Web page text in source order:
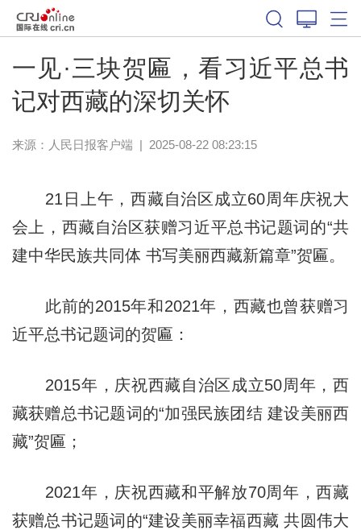
一见·三块贺匾，看习近平总书
记对西藏的深切关怀
来源： 人民日报客户端 | 2025-08-22 08:23:15
21日上午，西藏自治区成立60周年庆祝大
会上，西藏自治区获赠习近平总书记题词的“共
建中华民族共同体 书写美丽西藏新篇章”贺匾。
此前的2015年和2021年，西藏也曾获赠习
近平总书记题词的贺匾：
2015年，庆祝西藏自治区成立50周年，西
藏获赠总书记题词的“加强民族团结 建设美丽西
藏”贺匾；
2021年，庆祝西藏和平解放70周年，西藏
获赠总书记题词的“建设美丽幸福西藏 共圆伟大